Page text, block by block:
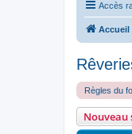
Accès
Accueil
Règles du
Nouveau